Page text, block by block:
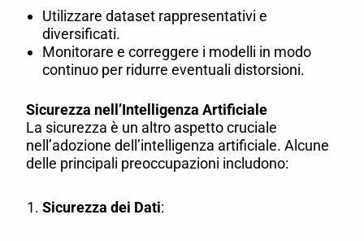
Utilizzare dataset rappresentativi e
diversificati.
Monitorare e correggere i modelli in modo
continuo per ridurre eventuali distorsioni.
Sicurezza nell’Intelligenza Artificiale
La sicurezza è un altro aspetto cruciale
nell’adozione dell’intelligenza artificiale. Alcune
delle principali preoccupazioni includono:
Sicurezza dei Dati: